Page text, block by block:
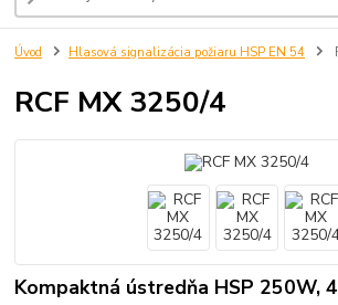
Úvod Hlasová signalizácia požiaru HSP EN 54
RCF MX 3250/4
Kompaktná ústredňa HSP 250W,